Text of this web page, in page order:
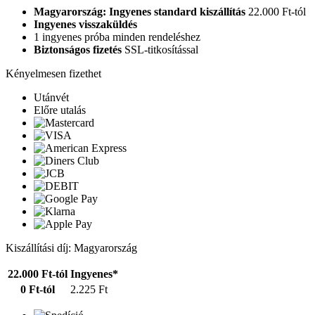
Magyarország: Ingyenes standard kiszállítás 22.000 Ft-tól
Ingyenes visszaküldés
1 ingyenes próba minden rendeléshez
Biztonságos fizetés SSL-titkosítással
Kényelmesen fizethet
Utánvét
Előre utalás
Kiszállítási díj: Magyarország
22.000 Ft-tól Ingyenes*
0 Ft-tól
2.225 Ft